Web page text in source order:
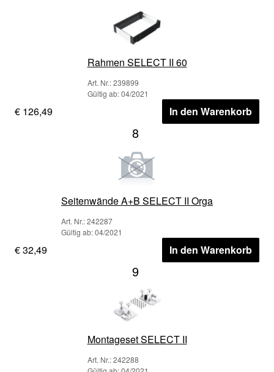
Rahmen SELECT II 60
Art. Nr.: 239899
Gültig ab: 04/2021
€ 126,49 In den Warenkorb
8
Seitenwände A+B SELECT II Orga
Art. Nr.: 242287
Gültig ab: 04/2021
€ 32,49 In den Warenkorb
9
Montageset SELECT II
Art. Nr.: 242288